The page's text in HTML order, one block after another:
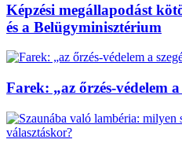
Képzési megállapodást
és a Belügyminisztérium
Farek: „az őrzés-védelem